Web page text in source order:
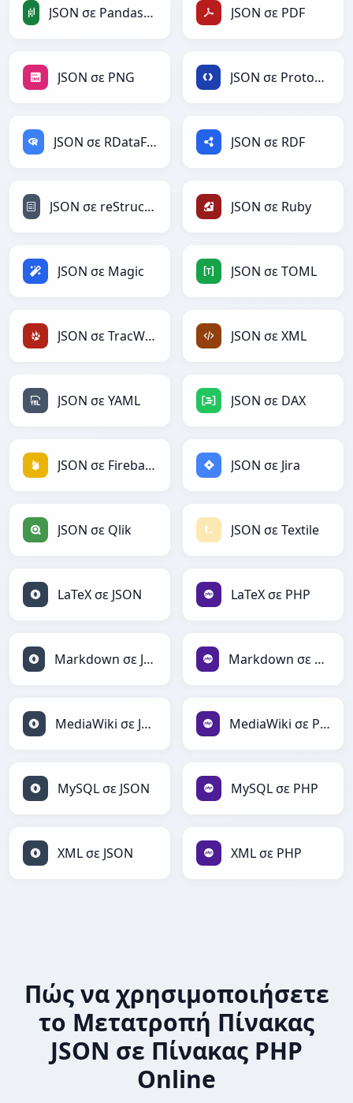
JSON σε PandasDataFrame JSON σε PDF
JSON σε PNG JSON σε Protobuf
JSON σε RDataFrame JSON σε RDF
JSON σε reStructuredText JSON σε Ruby
JSON σε Magic JSON σε TOML
JSON σε TracWiki JSON σε XML
JSON σε YAML JSON σε DAX
JSON σε Firebase JSON σε Jira
JSON σε Qlik JSON σε Textile
LaTeX σε JSON LaTeX σε PHP
Markdown σε JSON Markdown σε PHP
MediaWiki σε JSON MediaWiki σε PHP
MySQL σε JSON MySQL σε PHP
XML σε JSON XML σε PHP
Πώς να χρησιμοποιήσετε
το Μετατροπή Πίνακας
JSON σε Πίνακας PHP
Online